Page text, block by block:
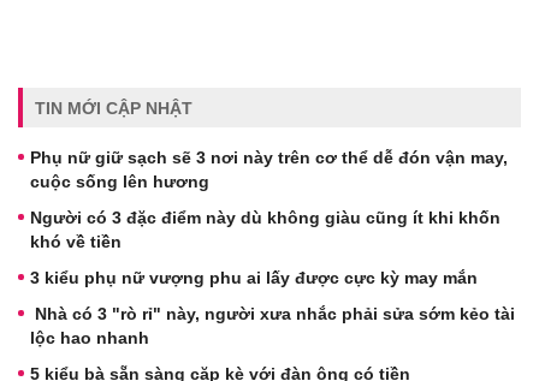
TIN MỚI CẬP NHẬT
Phụ nữ giữ sạch sẽ 3 nơi này trên cơ thể dễ đón vận may,
cuộc sống lên hương
Người có 3 đặc điểm này dù không giàu cũng ít khi khốn
khó về tiền
3 kiểu phụ nữ vượng phu ai lấy được cực kỳ may mắn
Nhà có 3 "rò rỉ" này, người xưa nhắc phải sửa sớm kẻo tài
lộc hao nhanh
5 kiểu bà sẵn sàng cặp kè với đàn ông có tiền